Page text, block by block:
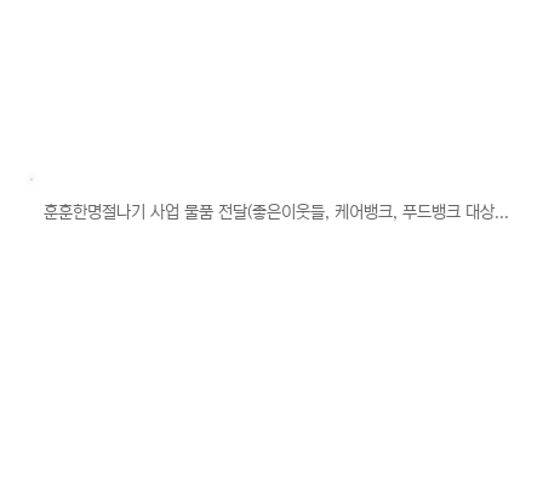
훈훈한명절나기 사업 물품 전달(좋은이웃들, 케어뱅크, 푸드뱅크 대상...